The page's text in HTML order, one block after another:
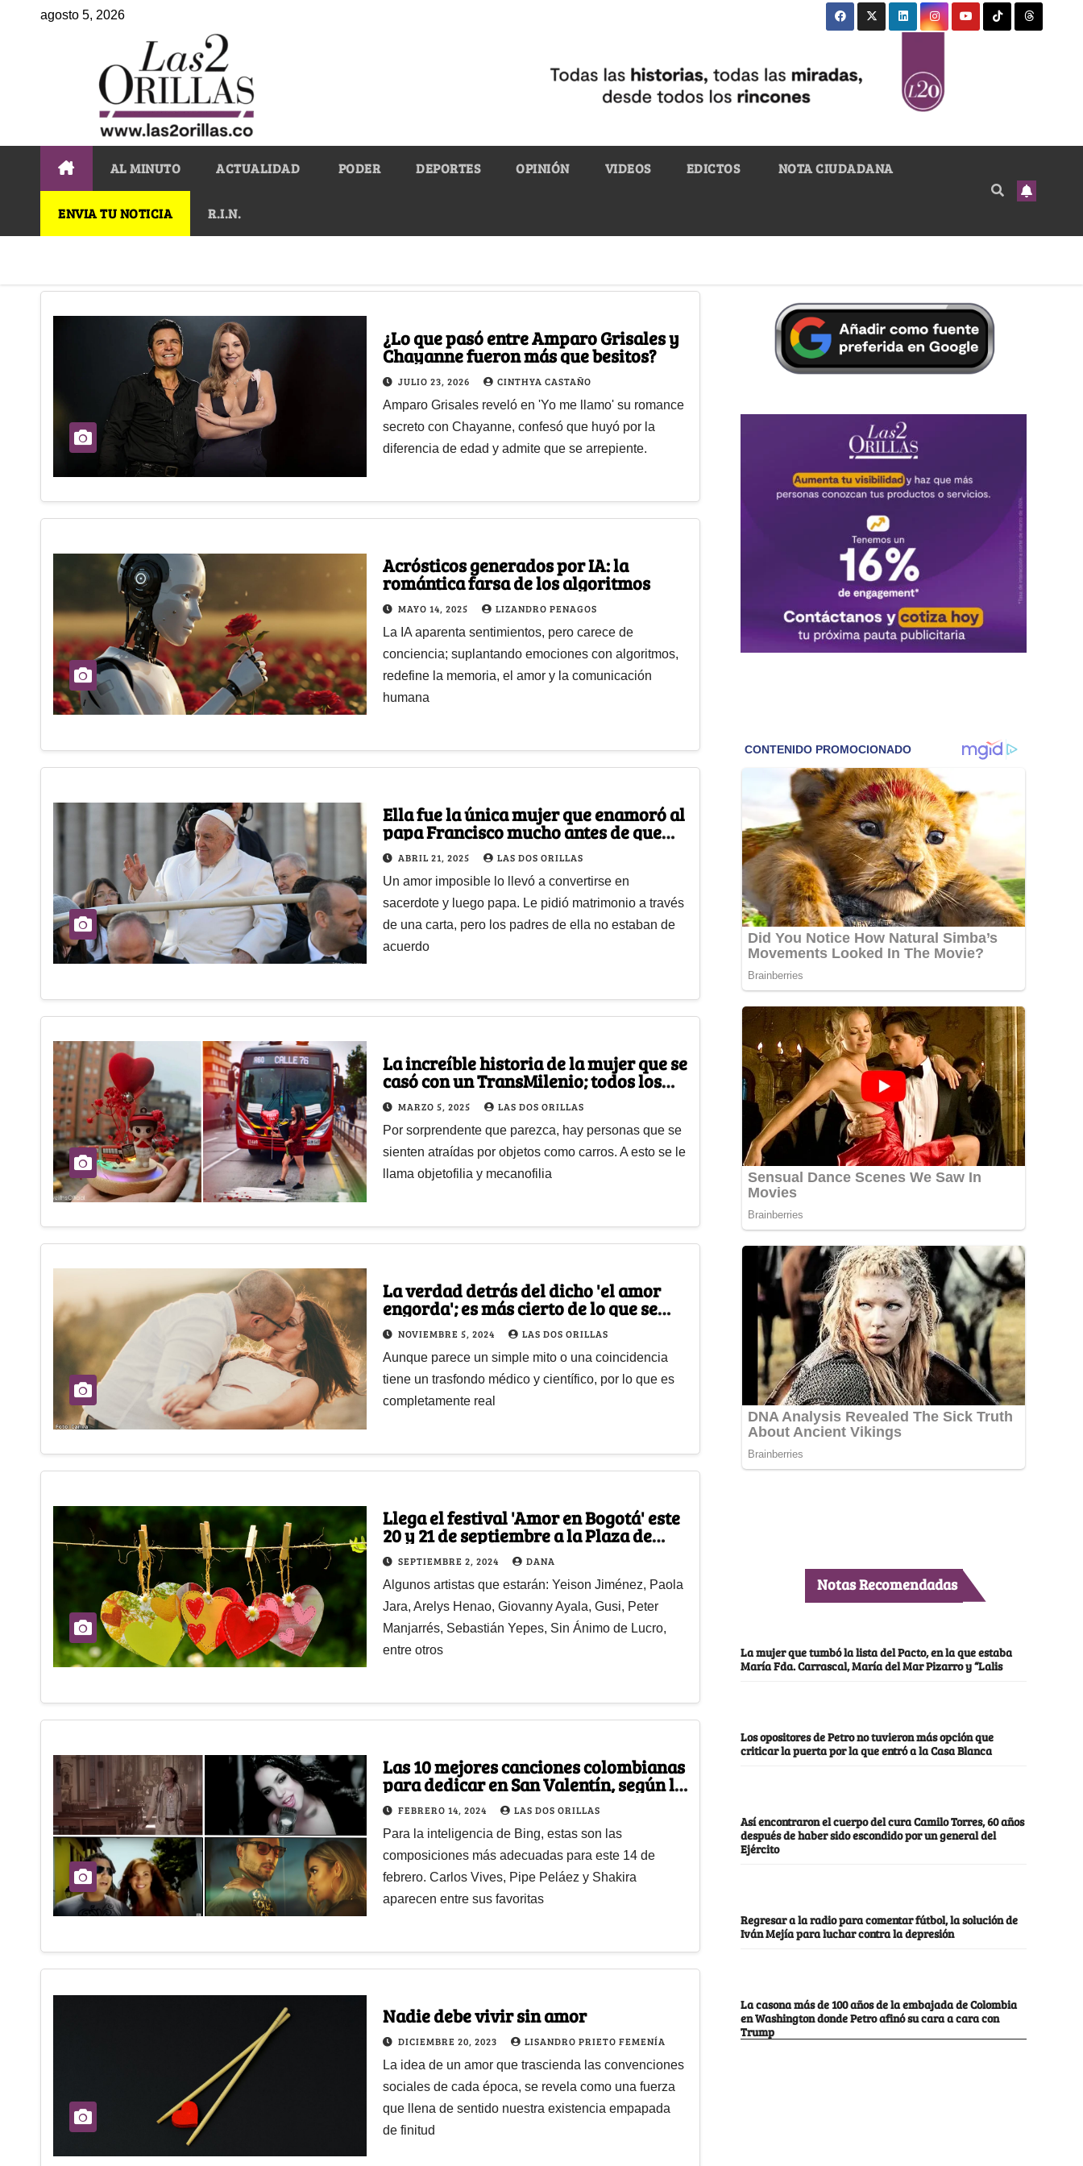
agosto 5, 2026
AL MINUTO ACTUALIDAD PODER DEPORTES OPINIÓN VIDEOS EDICTOS NOTA CIUDADANA
ENVIA TU NOTICIA R.I.N.
¿Lo que pasó entre Amparo Grisales y
Chayanne fueron más que besitos?
JULIO 23, 2026 CINTHYA CASTAÑO
Amparo Grisales reveló en 'Yo me llamo' su romance
secreto con Chayanne, confesó que huyó por la
diferencia de edad y admite que se arrepiente.
Acrósticos generados por IA: la
romántica farsa de los algoritmos
MAYO 14, 2025 LIZANDRO PENAGOS
La IA aparenta sentimientos, pero carece de
conciencia; suplantando emociones con algoritmos,
redefine la memoria, el amor y la comunicación
humana
Ella fue la única mujer que enamoró al
papa Francisco mucho antes de que
fuera un religioso
ABRIL 21, 2025 LAS DOS ORILLAS
Un amor imposible lo llevó a convertirse en
sacerdote y luego papa. Le pidió matrimonio a través
de una carta, pero los padres de ella no estaban de
acuerdo
La increíble historia de la mujer que se
casó con un TransMilenio; todos los
días lo visita
MARZO 5, 2025 LAS DOS ORILLAS
Por sorprendente que parezca, hay personas que se
sienten atraídas por objetos como carros. A esto se le
llama objetofilia y mecanofilia
La verdad detrás del dicho 'el amor
engorda'; es más cierto de lo que se
cree
NOVIEMBRE 5, 2024 LAS DOS ORILLAS
Aunque parece un simple mito o una coincidencia
tiene un trasfondo médico y científico, por lo que es
completamente real
Llega el festival 'Amor en Bogotá' este
20 y 21 de septiembre a la Plaza de
Eventos Compensar
SEPTIEMBRE 2, 2024 DANA
Algunos artistas que estarán: Yeison Jiménez, ⁠Paola
Jara, ⁠Arelys Henao, Giovanny Ayala, ⁠Gusi, ⁠Peter
Manjarrés, Sebastián Yepes, ⁠Sin Ánimo de Lucro,
entre otros
Las 10 mejores canciones colombianas
para dedicar en San Valentín, según la
Inteligencia Artificial
FEBRERO 14, 2024 LAS DOS ORILLAS
Para la inteligencia de Bing, estas son las
composiciones más adecuadas para este 14 de
febrero. Carlos Vives, Pipe Peláez y Shakira
aparecen entre sus favoritas
Nadie debe vivir sin amor
DICIEMBRE 20, 2023 LISANDRO PRIETO FEMENÍA
La idea de un amor que trascienda las convenciones
sociales de cada época, se revela como una fuerza
que llena de sentido nuestra existencia empapada
de finitud
Notas Recomendadas
La mujer que tumbó la lista del Pacto, en la que estaba
María Fda. Carrascal, María del Mar Pizarro y “Lalis
Los opositores de Petro no tuvieron más opción que
criticar la puerta por la que entró a la Casa Blanca
Así encontraron el cuerpo del cura Camilo Torres, 60 años
después de haber sido escondido por un general del
Ejército
Regresar a la radio para comentar fútbol, la solución de
Iván Mejía para luchar contra la depresión
La casona más de 100 años de la embajada de Colombia
en Washington donde Petro afinó su cara a cara con
Trump